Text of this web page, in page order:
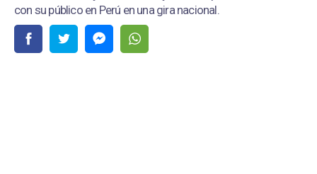
con su público en Perú en una gira nacional.